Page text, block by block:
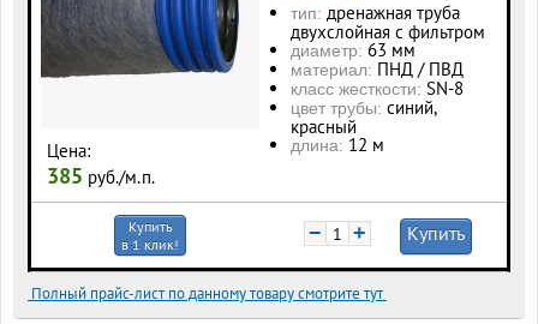
Цена:
385 руб./м.п.
тип: дренажная труба
двухслойная с фильтром
диаметр: 63 мм
материал: ПНД / ПВД
класс жесткости: SN-8
цвет трубы: синий,
красный
длина: 12 м
Купить
в 1 клик!
− + Купить
Полный прайс-лист по данному товару смотрите тут